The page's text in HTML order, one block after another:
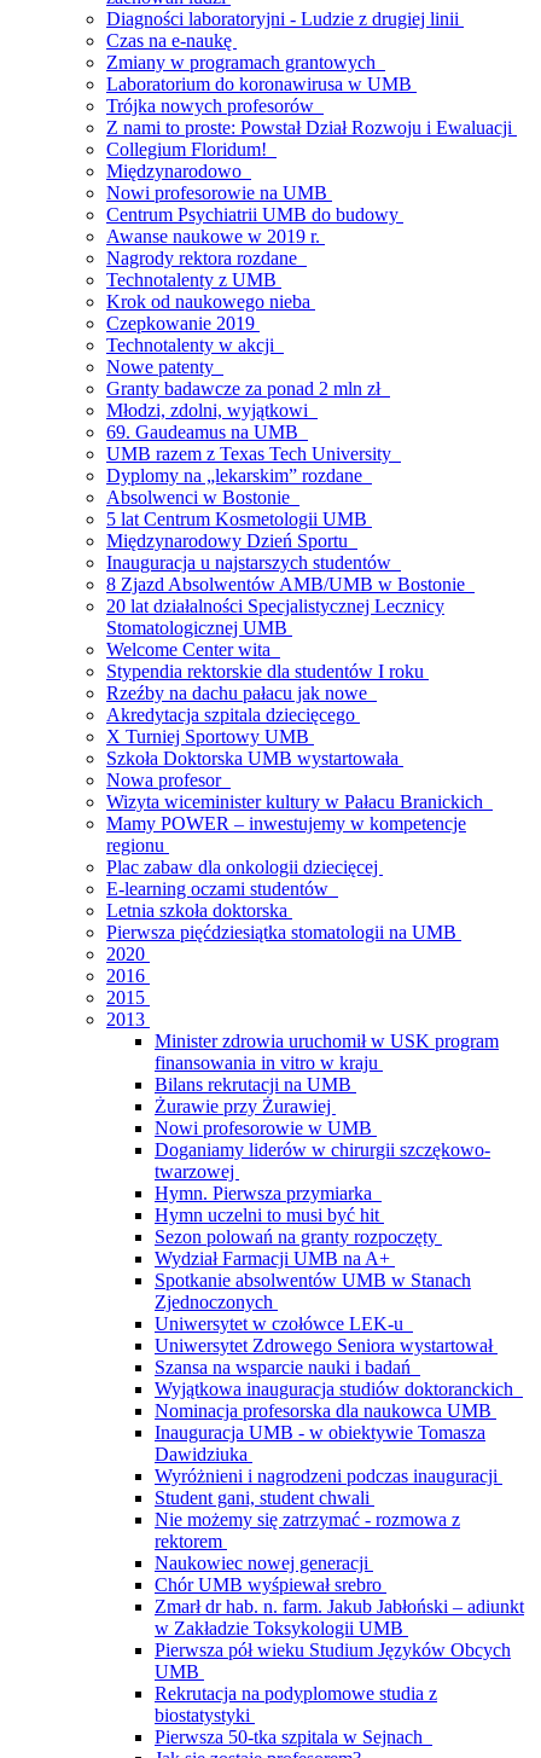
Diagności laboratoryjni - Ludzie z drugiej linii
Czas na e-naukę
Zmiany w programach grantowych
Laboratorium do koronawirusa w UMB
Trójka nowych profesorów
Z nami to proste: Powstał Dział Rozwoju i Ewaluacji
Collegium Floridum!
Międzynarodowo
Nowi profesorowie na UMB
Centrum Psychiatrii UMB do budowy
Awanse naukowe w 2019 r.
Nagrody rektora rozdane
Technotalenty z UMB
Krok od naukowego nieba
Czepkowanie 2019
Technotalenty w akcji
Nowe patenty
Granty badawcze za ponad 2 mln zł
Młodzi, zdolni, wyjątkowi
69. Gaudeamus na UMB
UMB razem z Texas Tech University
Dyplomy na „lekarskim” rozdane
Absolwenci w Bostonie
5 lat Centrum Kosmetologii UMB
Międzynarodowy Dzień Sportu
Inauguracja u najstarszych studentów
8 Zjazd Absolwentów AMB/UMB w Bostonie
20 lat działalności Specjalistycznej Lecznicy
Stomatologicznej UMB
Welcome Center wita
Stypendia rektorskie dla studentów I roku
Rzeźby na dachu pałacu jak nowe
Akredytacja szpitala dziecięcego
X Turniej Sportowy UMB
Szkoła Doktorska UMB wystartowała
Nowa profesor
Wizyta wiceminister kultury w Pałacu Branickich
Mamy POWER – inwestujemy w kompetencje
regionu
Plac zabaw dla onkologii dziecięcej
E-learning oczami studentów
Letnia szkoła doktorska
Pierwsza pięćdziesiątka stomatologii na UMB
2020
2016
2015
2013
Minister zdrowia uruchomił w USK program
finansowania in vitro w kraju
Bilans rekrutacji na UMB
Żurawie przy Żurawiej
Nowi profesorowie w UMB
Doganiamy liderów w chirurgii szczękowo-
twarzowej
Hymn. Pierwsza przymiarka
Hymn uczelni to musi być hit
Sezon polowań na granty rozpoczęty
Wydział Farmacji UMB na A+
Spotkanie absolwentów UMB w Stanach
Zjednoczonych
Uniwersytet w czołówce LEK-u
Uniwersytet Zdrowego Seniora wystartował
Szansa na wsparcie nauki i badań
Wyjątkowa inauguracja studiów doktoranckich
Nominacja profesorska dla naukowca UMB
Inauguracja UMB - w obiektywie Tomasza
Dawidziuka
Wyróżnieni i nagrodzeni podczas inauguracji
Student gani, student chwali
Nie możemy się zatrzymać - rozmowa z
rektorem
Naukowiec nowej generacji
Chór UMB wyśpiewał srebro
Zmarł dr hab. n. farm. Jakub Jabłoński – adiunkt
w Zakładzie Toksykologii UMB
Pierwsza pół wieku Studium Języków Obcych
UMB
Rekrutacja na podyplomowe studia z
biostatystyki
Pierwsza 50-tka szpitala w Sejnach